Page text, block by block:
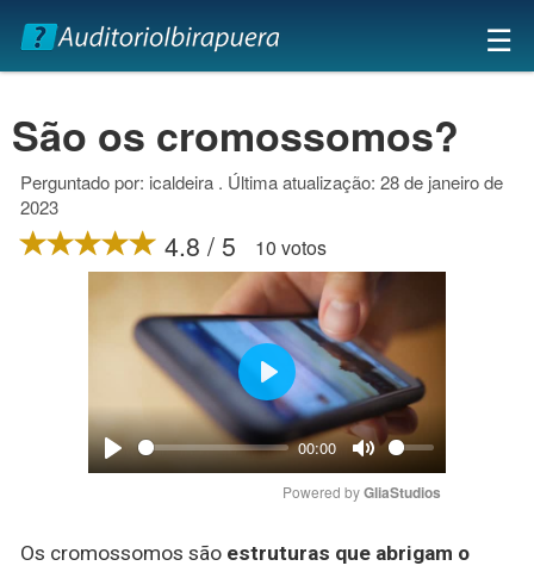
×
☰
São os cromossomos?
Perguntado por: icaldeira . Última atualização: 28 de janeiro de
2023
4.8 / 5 10 votos
Play
00:00
Mute
Play
Powered by GliaStudios
Os cromossomos são estruturas que abrigam o